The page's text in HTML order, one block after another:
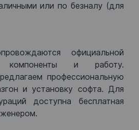
или по безналу (для
официальной
компоненты и работу.
профессиональную
и установку софта. Для
доступна бесплатная